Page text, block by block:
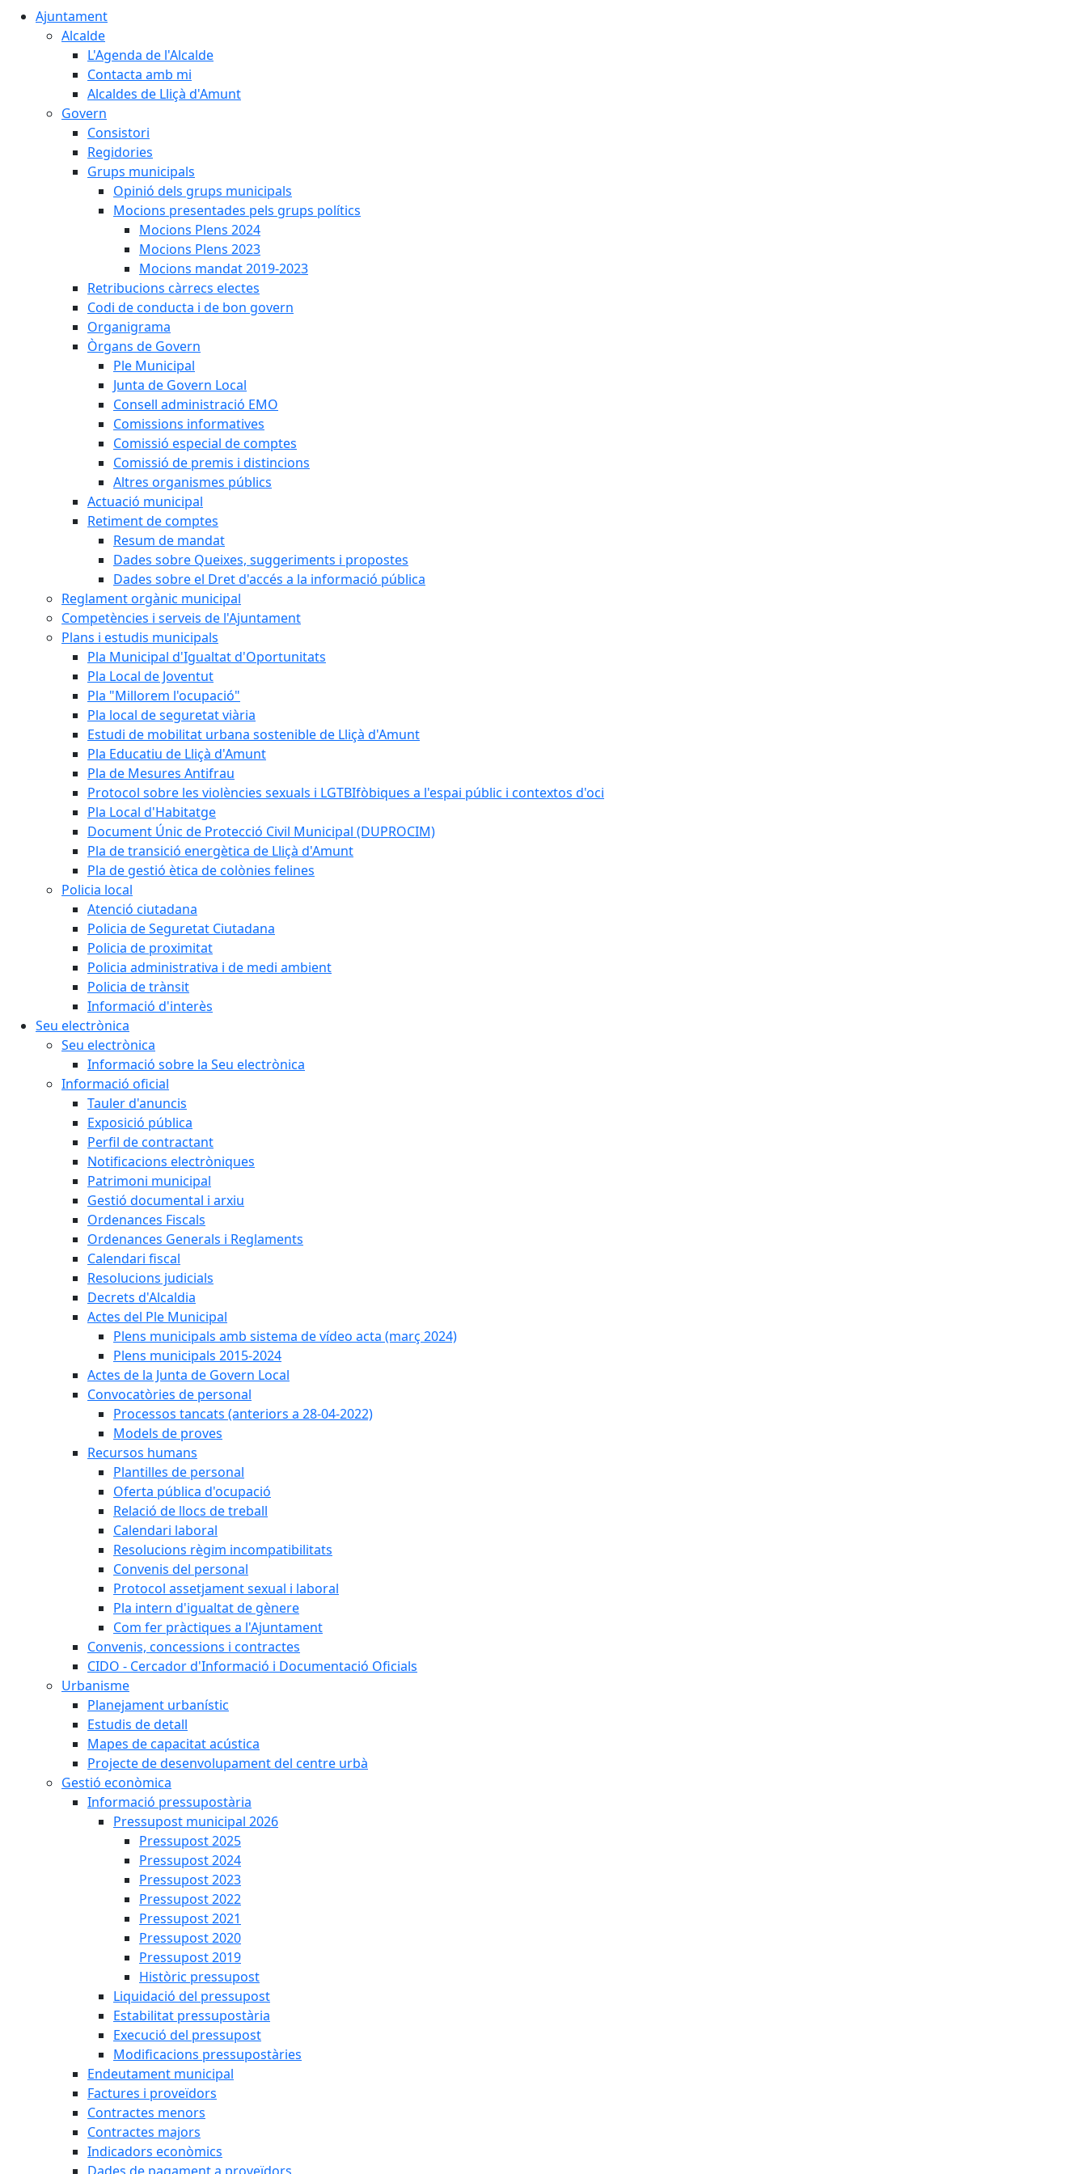
Ajuntament
Alcalde
L'Agenda de l'Alcalde
Contacta amb mi
Alcaldes de Lliçà d'Amunt
Govern
Consistori
Regidories
Grups municipals
Opinió dels grups municipals
Mocions presentades pels grups polítics
Mocions Plens 2024
Mocions Plens 2023
Mocions mandat 2019-2023
Retribucions càrrecs electes
Codi de conducta i de bon govern
Organigrama
Òrgans de Govern
Ple Municipal
Junta de Govern Local
Consell administració EMO
Comissions informatives
Comissió especial de comptes
Comissió de premis i distincions
Altres organismes públics
Actuació municipal
Retiment de comptes
Resum de mandat
Dades sobre Queixes, suggeriments i propostes
Dades sobre el Dret d'accés a la informació pública
Reglament orgànic municipal
Competències i serveis de l'Ajuntament
Plans i estudis municipals
Pla Municipal d'Igualtat d'Oportunitats
Pla Local de Joventut
Pla "Millorem l'ocupació"
Pla local de seguretat viària
Estudi de mobilitat urbana sostenible de Lliçà d'Amunt
Pla Educatiu de Lliçà d'Amunt
Pla de Mesures Antifrau
Protocol sobre les violències sexuals i LGTBIfòbiques a l'espai públic i contextos d'oci
Pla Local d'Habitatge
Document Únic de Protecció Civil Municipal (DUPROCIM)
Pla de transició energètica de Lliçà d'Amunt
Pla de gestió ètica de colònies felines
Policia local
Atenció ciutadana
Policia de Seguretat Ciutadana
Policia de proximitat
Policia administrativa i de medi ambient
Policia de trànsit
Informació d'interès
Seu electrònica
Seu electrònica
Informació sobre la Seu electrònica
Informació oficial
Tauler d'anuncis
Exposició pública
Perfil de contractant
Notificacions electròniques
Patrimoni municipal
Gestió documental i arxiu
Ordenances Fiscals
Ordenances Generals i Reglaments
Calendari fiscal
Resolucions judicials
Decrets d'Alcaldia
Actes del Ple Municipal
Plens municipals amb sistema de vídeo acta (març 2024)
Plens municipals 2015-2024
Actes de la Junta de Govern Local
Convocatòries de personal
Processos tancats (anteriors a 28-04-2022)
Models de proves
Recursos humans
Plantilles de personal
Oferta pública d'ocupació
Relació de llocs de treball
Calendari laboral
Resolucions règim incompatibilitats
Convenis del personal
Protocol assetjament sexual i laboral
Pla intern d'igualtat de gènere
Com fer pràctiques a l'Ajuntament
Convenis, concessions i contractes
CIDO - Cercador d'Informació i Documentació Oficials
Urbanisme
Planejament urbanístic
Estudis de detall
Mapes de capacitat acústica
Projecte de desenvolupament del centre urbà
Gestió econòmica
Informació pressupostària
Pressupost municipal 2026
Pressupost 2025
Pressupost 2024
Pressupost 2023
Pressupost 2022
Pressupost 2021
Pressupost 2020
Pressupost 2019
Històric pressupost
Liquidació del pressupost
Estabilitat pressupostària
Execució del pressupost
Modificacions pressupostàries
Endeutament municipal
Factures i proveïdors
Contractes menors
Contractes majors
Indicadors econòmics